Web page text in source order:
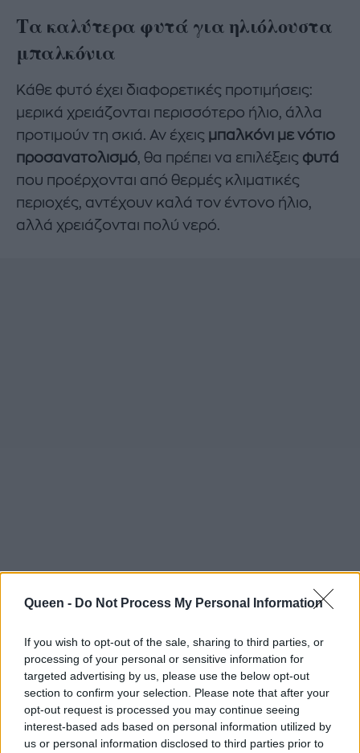
Queen - Do Not Process My Personal Information
If you wish to opt-out of the sale, sharing to third parties, or
processing of your personal or sensitive information for
targeted advertising by us, please use the below opt-out
section to confirm your selection. Please note that after your
opt-out request is processed you may continue seeing
interest-based ads based on personal information utilized by
us or personal information disclosed to third parties prior to
Τα καλύτερα φυτά για ηλιόλουστα
μπαλκόνια
Κάθε φυτό έχει διαφορετικές προτιμήσεις:
μερικά χρειάζονται περισσότερο ήλιο, άλλα
προτιμούν τη σκιά. Αν έχεις μπαλκόνι με νότιο
προσανατολισμό, θα πρέπει να επιλέξεις φυτά
που προέρχονται από θερμές κλιματικές
περιοχές, αντέχουν καλά τον έντονο ήλιο,
αλλά χρειάζονται πολύ νερό.